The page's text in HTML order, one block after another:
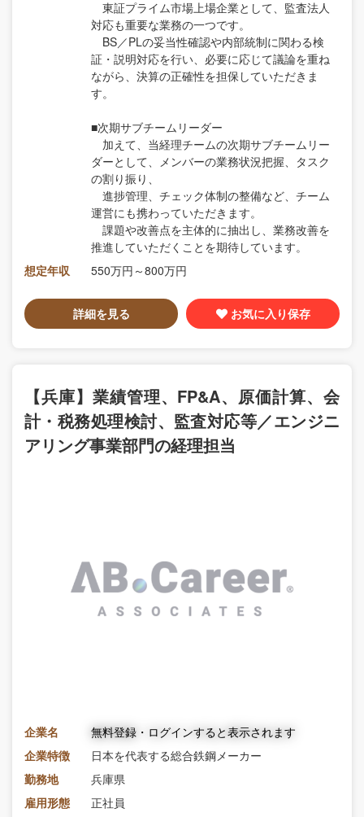
東証プライム市場上場企業として、監査法人
対応も重要な業務の一つです。
BS／PLの妥当性確認や内部統制に関わる検
証・説明対応を行い、必要に応じて議論を重ね
ながら、決算の正確性を担保していただきま
す。
■次期サブチームリーダー
加えて、当経理チームの次期サブチームリー
ダーとして、メンバーの業務状況把握、タスク
の割り振り、
進捗管理、チェック体制の整備など、チーム
運営にも携わっていただきます。
課題や改善点を主体的に抽出し、業務改善を
推進していただくことを期待しています。
想定年収
550万円～800万円
詳細を見る お気に入り保存
【兵庫】業績管理、FP&A、原価計算、会
計・税務処理検討、監査対応等／エンジニ
アリング事業部門の経理担当
企業名
無料登録・ログインすると表示されます
企業特徴
日本を代表する総合鉄鋼メーカー
勤務地
兵庫県
雇用形態
正社員